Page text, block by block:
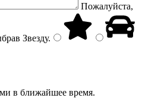
Пожалуйста,
Звезду.
в ближайшее время.